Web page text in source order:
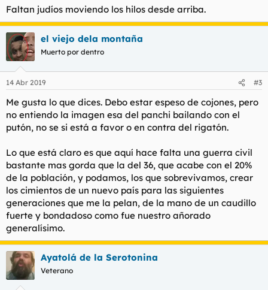
:
Faltan judíos moviendo los hilos desde arriba.
el viejo dela montaña
Muerto por dentro
14 Abr 2019 #3
Me gusta lo que dices. Debo estar espeso de cojones, pero
no entiendo la imagen esa del panchi bailando con el
putón, no se si está a favor o en contra del rigatón.
Lo que está claro es que aquí hace falta una guerra civil
bastante mas gorda que la del 36, que acabe con el 20%
de la población, y podamos, los que sobrevivamos, crear
los cimientos de un nuevo país para las siguientes
generaciones que me la pelan, de la mano de un caudillo
fuerte y bondadoso como fue nuestro añorado
generalísimo.
Ayatolá de la Serotonina
Veterano